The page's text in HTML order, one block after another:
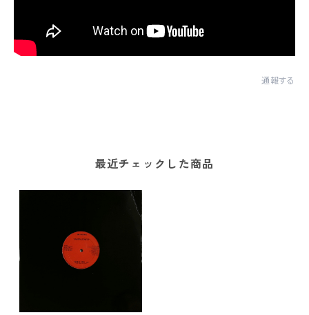
通報する
最近チェックした商品